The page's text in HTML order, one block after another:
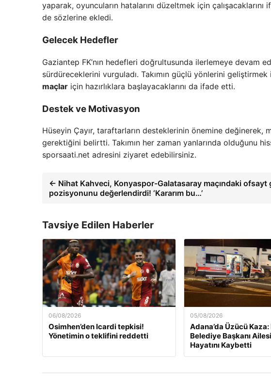
yaparak, oyuncuların hatalarını düzeltmek için
de sözlerine ekledi.
Gelecek Hedefler
Gaziantep FK’nın hedefleri doğrultusunda ilerlemeye devam
sürdüreceklerini vurguladı. Takımın güçlü yönlerini
maçlar için hazırlıklara başlayacaklarını da ifade etti.
Destek ve Motivasyon
Hüseyin Çayır, taraftarların desteklerinin önemine
gerektiğini belirtti. Takımın her zaman yanlarında olduğunu
sporsaati.net adresini ziyaret edebilirsiniz.
← Nihat Kahveci, Konyaspor-Galatasaray maçındaki ofsayt
pozisyonunu değerlendirdi! ‘Kararım bu…’
Tavsiye Edilen Haberler
06/08/2026
Osimhen’den Icardi tepkisi!
Yönetimin o teklifini reddetti
05/08/2026
Adana’da Üzücü Kaza:
Belediye Başkanı
Hayatını Kaybetti